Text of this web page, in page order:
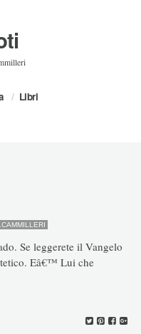
Libri
Se leggerete il Vangelo
Eâ€™ Lui che